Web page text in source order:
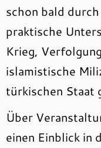
schon bald
praktische
Krieg,
islamistische
türkischen Staat
Über
einen Einblick in